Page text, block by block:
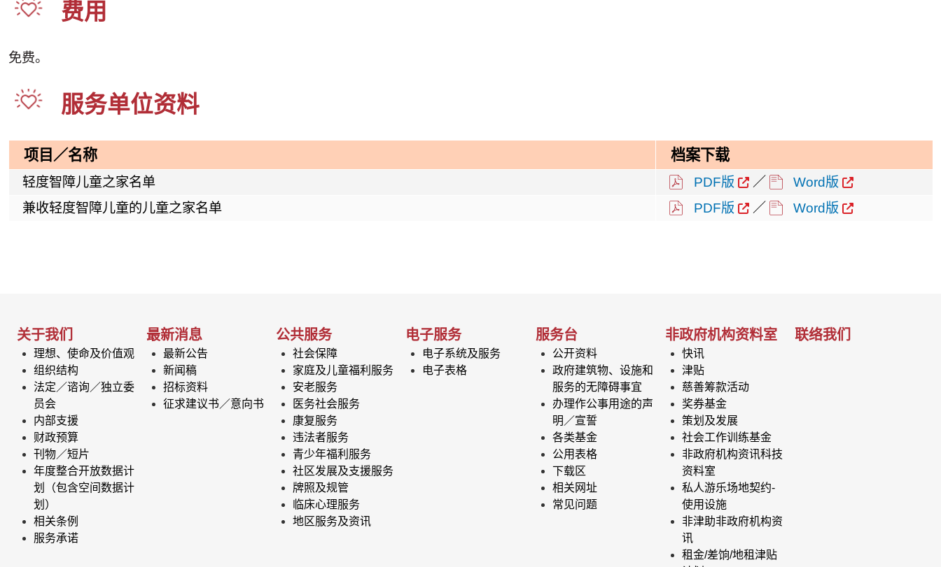
费用
免费。
服务单位资料
项目／名称 档案下载
轻度智障儿童之家名单 PDF版 ／
Word版
兼收轻度智障儿童的儿童之家名单
PDF版 ／ Word版
关于我们
理想、使命及价值观
组织结构
法定／谘询／独立委
员会
内部支援
财政预算
刊物／短片
年度整合开放数据计
划（包含空间数据计
划）
相关条例
服务承诺
最新消息
最新公告
新闻稿
招标资料
征求建议书／意向书
公共服务
社会保障
家庭及儿童福利服务
安老服务
医务社会服务
康复服务
违法者服务
青少年福利服务
社区发展及支援服务
牌照及规管
临床心理服务
地区服务及资讯
电子服务
电子系统及服务
电子表格
服务台
公开资料
政府建筑物、设施和
服务的无障碍事宜
办理作公事用途的声
明／宣誓
各类基金
公用表格
下载区
相关网址
常见问题
非政府机构资料室
快讯
津贴
慈善筹款活动
奖券基金
策划及发展
社会工作训练基金
非政府机构资讯科技
资料室
私人游乐场地契约-
使用设施
非津助非政府机构资
讯
租金/差饷/地租津贴
联络我们